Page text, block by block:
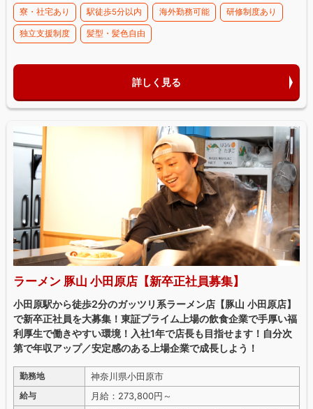
寮・社宅あり 駅徒歩5分以内 海外勤務可能 研修制度あり
独立支援制度 髪型・髪色自由
詳しく見る
ラーメン 豚山 小田原店【新卒正社員募集】
小田原駅から徒歩2分のガッツリ系ラーメン店【豚山 小田原店】
で新卒正社員を大募集！東証プライム上場の飲食企業で手厚い福
利厚生で働きやすい環境！入社1年で店長も目指せます！自分次
第で年収アップ／安定感のある上場企業で成長しよう！
勤務地 神奈川県小田原市
給与 月給：273,800円～